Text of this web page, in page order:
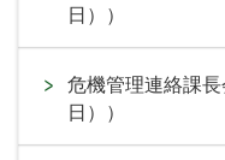
日））
危機管理連絡課
日））